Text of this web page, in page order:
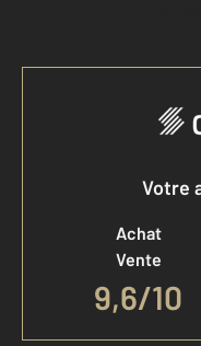
Votre
Achat
Vente
9,6/10